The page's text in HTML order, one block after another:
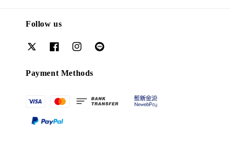
Follow us
Payment Methods